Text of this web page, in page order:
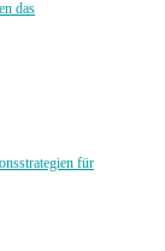
das
für